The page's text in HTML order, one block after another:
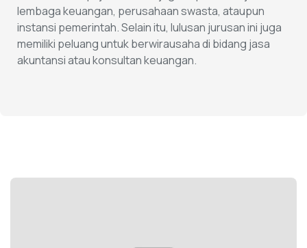
lembaga keuangan, perusahaan swasta, ataupun
instansi pemerintah. Selain itu, lulusan jurusan ini juga
memiliki peluang untuk berwirausaha di bidang jasa
akuntansi atau konsultan keuangan.